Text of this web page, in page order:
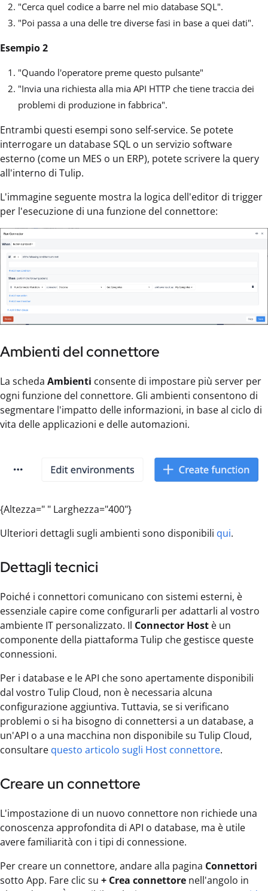
"Cerca quel codice a barre nel mio database SQL".
"Poi passa a una delle tre diverse fasi in base a quei dati".
Esempio 2
"Quando l'operatore preme questo pulsante"
"Invia una richiesta alla mia API HTTP che tiene traccia dei
problemi di produzione in fabbrica".
Entrambi questi esempi sono self-service. Se potete
interrogare un database SQL o un servizio software
esterno (come un MES o un ERP), potete scrivere la query
all'interno di Tulip.
L'immagine seguente mostra la logica dell'editor di trigger
per l'esecuzione di una funzione del connettore:
Ambienti del connettore
La scheda Ambienti consente di impostare più server per
ogni funzione del connettore. Gli ambienti consentono di
segmentare l'impatto delle informazioni, in base al ciclo di
vita delle applicazioni e delle automazioni.
{Altezza=" " Larghezza="400"}
Ulteriori dettagli sugli ambienti sono disponibili qui.
Dettagli tecnici
Poiché i connettori comunicano con sistemi esterni, è
essenziale capire come configurarli per adattarli al vostro
ambiente IT personalizzato. Il Connector Host è un
componente della piattaforma Tulip che gestisce queste
connessioni.
Per i database e le API che sono apertamente disponibili
dal vostro Tulip Cloud, non è necessaria alcuna
configurazione aggiuntiva. Tuttavia, se si verificano
problemi o si ha bisogno di connettersi a un database, a
un'API o a una macchina non disponibile su Tulip Cloud,
consultare questo articolo sugli Host connettore.
Creare un connettore
L'impostazione di un nuovo connettore non richiede una
conoscenza approfondita di API o database, ma è utile
avere familiarità con i tipi di connessione.
Per creare un connettore, andare alla pagina Connettori
sotto App. Fare clic su + Crea connettore nell'angolo in